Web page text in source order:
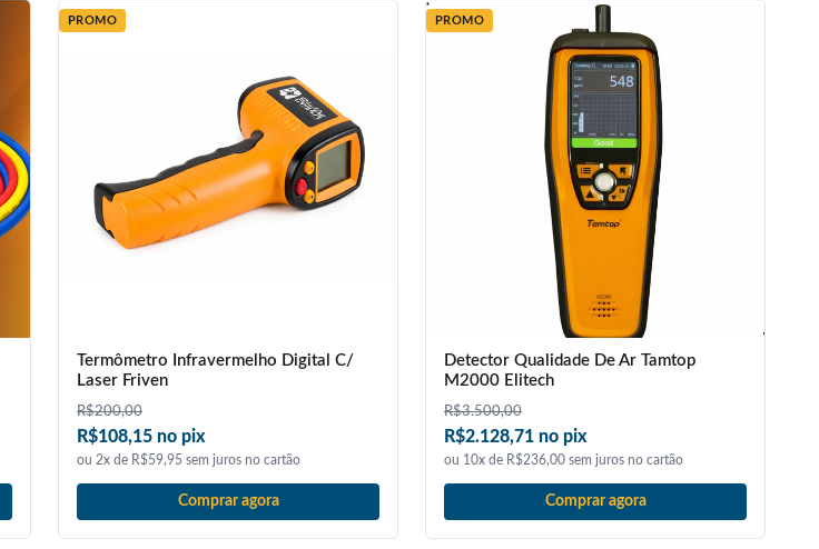
PROMO
Termômetro Infravermelho Digital C/
Laser Friven
R$200,00
R$108,15 no pix
ou 2x de R$59,95 sem juros no cartão
Comprar agora
PROMO
Detector Qualidade De Ar Tamtop
M2000 Elitech
R$3.500,00
R$2.128,71 no pix
ou 10x de R$236,00 sem juros no cartão
Comprar agora